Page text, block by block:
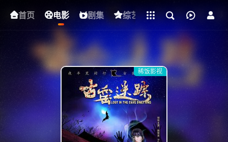
首页 电影 剧集 综艺 动漫 短剧
下载客户端
稀饭影视